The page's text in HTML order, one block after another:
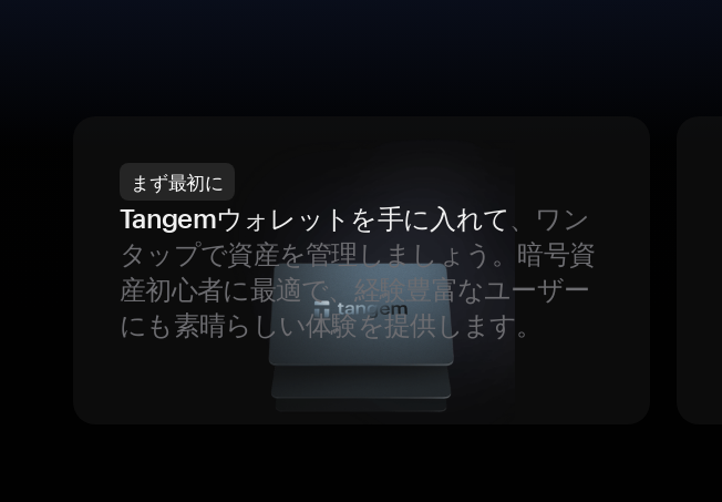
まず最初に
Tangemウォレットを手に入れて、ワン
タップで資産を管理しましょう。暗号資
産初心者に最適で、経験豊富なユーザー
にも素晴らしい体験を提供します。